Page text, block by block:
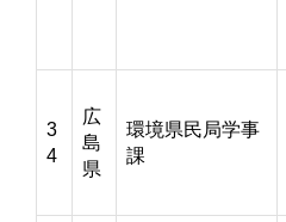
3
4
広
島
県
環境県民局学事
課